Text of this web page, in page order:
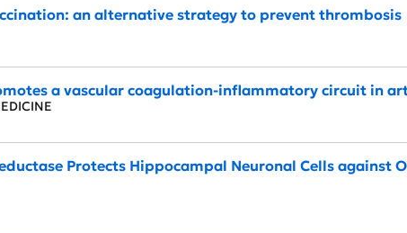
an alternative strategy to prevent thrombosis
a vascular coagulation-inflammatory circuit in
Protects Hippocampal Neuronal Cells against